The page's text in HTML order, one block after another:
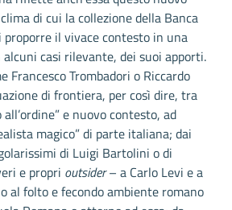
di cui la collezione della Banca
proporre il vivace contesto in una
alcuni casi rilevante, dei suoi apporti.
Francesco Trombadori o Riccardo
di frontiera, per così dire, tra
e nuovo contesto, ad
magico” di parte italiana; dai
di Luigi Bartolini o di
e propri outsider– a Carlo Levi e a
al folto e fecondo ambiente romano